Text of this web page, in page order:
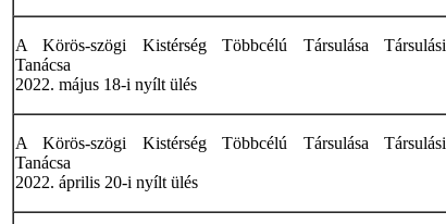
A Körös-szögi Kistérség Többcélú Társulása Társulási
Tanácsa
2022. május 18-i nyílt ülés
A Körös-szögi Kistérség Többcélú Társulása Társulási
Tanácsa
2022. április 20-i nyílt ülés